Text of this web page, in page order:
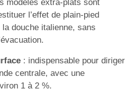
modèles extra-plats sont
l’effet de plain-pied
douche italienne, sans
: indispensable pour diriger
centrale, avec une
1 à 2 %.